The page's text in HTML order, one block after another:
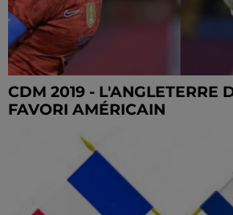
CDM 2019 - L'ANGLETERRE
FAVORI AMÉRICAIN